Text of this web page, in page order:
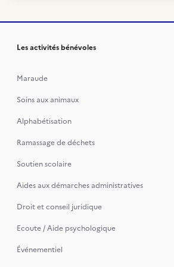
Les activités bénévoles
Maraude
Soins aux animaux
Alphabétisation
Ramassage de déchets
Soutien scolaire
Aides aux démarches administratives
Droit et conseil juridique
Ecoute / Aide psychologique
Événementiel